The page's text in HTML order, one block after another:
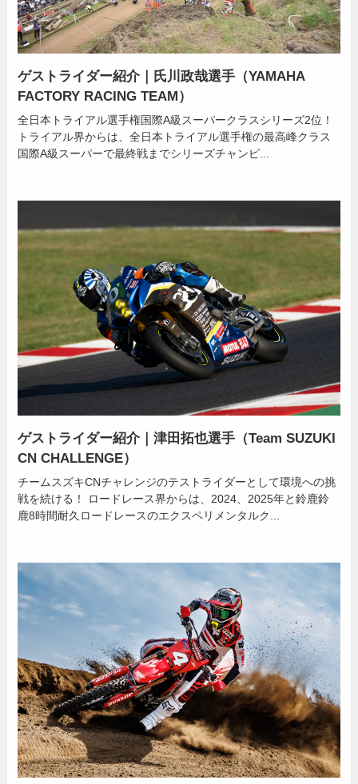
ゲストライダー紹介｜氏川政哉選手（YAMAHA
FACTORY RACING TEAM）
全日本トライアル選手権国際A級スーパークラスシリーズ2位！
トライアル界からは、全日本トライアル選手権の最高峰クラス
国際A級スーパーで最終戦までシリーズチャンピ...
ゲストライダー紹介｜津田拓也選手（Team SUZUKI
CN CHALLENGE）
チームスズキCNチャレンジのテストライダーとして環境への挑
戦を続ける！ ロードレース界からは、2024、2025年と鈴鹿鈴
鹿8時間耐久ロードレースのエクスペリメンタルク...